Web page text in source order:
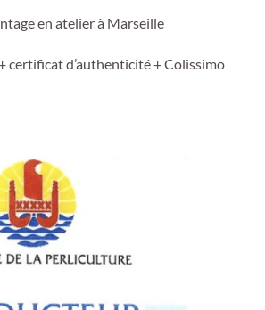
en atelier à Marseille
certificat d’authenticité + Colissimo